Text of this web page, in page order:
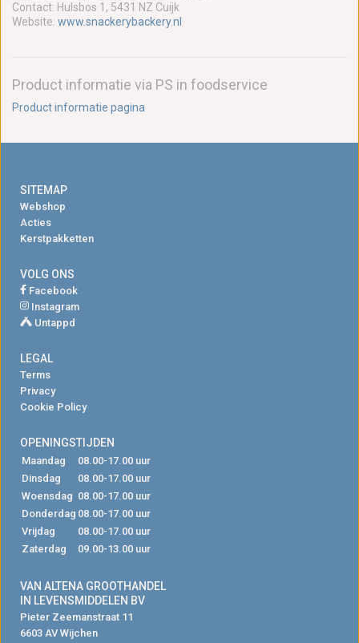
Contact: Hulsbos 1, 5431 NZ Cuijk
Website: www.snackerybackery.nl
Product informatie via PS in foodservice
Product informatie pagina
SITEMAP
Webshop
Acties
Kerstpakketten
VOLG ONS
Facebook
Instagram
Untappd
LEGAL
Terms
Privacy
Cookie Policy
OPENINGSTIJDEN
Maandag
08.00-17.00 uur
Dinsdag
08.00-17.00 uur
Woensdag 08.00-17.00 uur
Donderdag 08.00-17.00 uur
Vrijdag
08.00-17.00 uur
Zaterdag
09.00-13.00 uur
VAN ALTENA GROOTHANDEL
IN LEVENSMIDDELEN BV
Pieter Zeemanstraat 11
6603 AV Wijchen